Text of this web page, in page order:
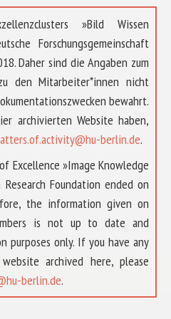
»Bild Wissen
Forschungsgemeinschaft
Daher sind die Angaben zum
den Mitarbeiter*innen nicht
bewahrt.
archivierten Website haben,
berlin.de.
Excellence »Image Knowledge
Foundation ended on
the information given on
is not up to date and
purposes only. If you have any
archived here, please
berlin.de.